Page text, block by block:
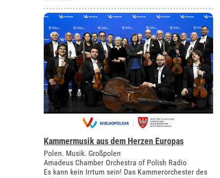
Kammermusik aus dem Herzen Europas
Polen. Musik. Großpolen
Amadeus Chamber Orchestra of Polish Radio
Es kann kein Irrtum sein! Das Kammerorchester des